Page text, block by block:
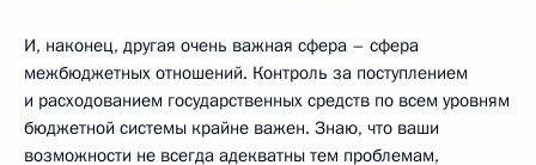
И, наконец, другая очень важная сфера – сфера
межбюджетных отношений. Контроль за поступлением
и расходованием государственных средств по всем уровням
бюджетной системы крайне важен. Знаю, что ваши
возможности не всегда адекватны тем проблемам,